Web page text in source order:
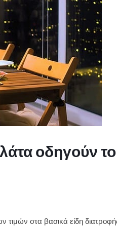
οδηγούν
τιμών στα βασικά είδη